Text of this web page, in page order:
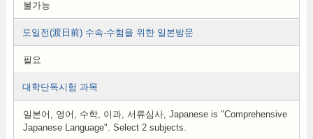
불가능
도일전(渡日前) 수속-수험을 위한 일본방문
필요
대학단독시험 과목
일본어, 영어, 수학, 이과, 서류심사, Japanese is "Comprehensive
Japanese Language". Select 2 subjects.